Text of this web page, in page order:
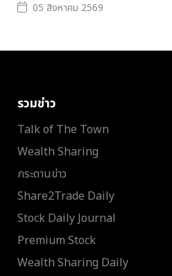
05 สิงหาคม 2569
รวมข่าว
Talk of The Town
Wealth Sharing
กระดานข่าว
Share2Trade Daily
Stock Daily Journal
Premium Stock
Wealth Sharing Daily